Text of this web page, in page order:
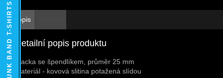
Popis
Detailní popis produktu
Placka se špendlíkem, průměr 25 mm
Materiál - kovová slitina potažená slídou
2.6. PUNK BAND T-SHIRTS